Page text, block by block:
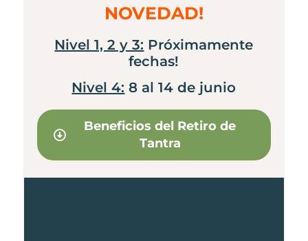
NOVEDAD!
Nivel 1, 2 y 3: Próximamente
fechas!
Nivel 4: 8 al 14 de junio
Beneficios del Retiro de
Tantra